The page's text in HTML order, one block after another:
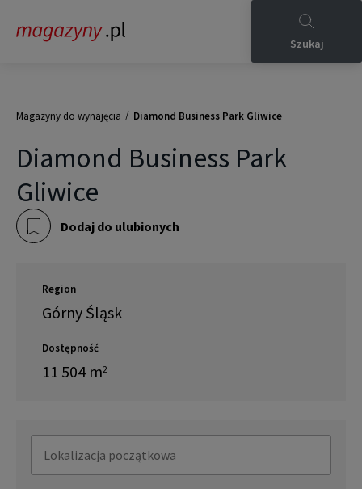
Szukaj
Magazyny do wynajęcia / Diamond Business Park Gliwice
Diamond Business Park
Gliwice
Dodaj do ulubionych
Region
Górny Śląsk
Dostępność
11 504 m2